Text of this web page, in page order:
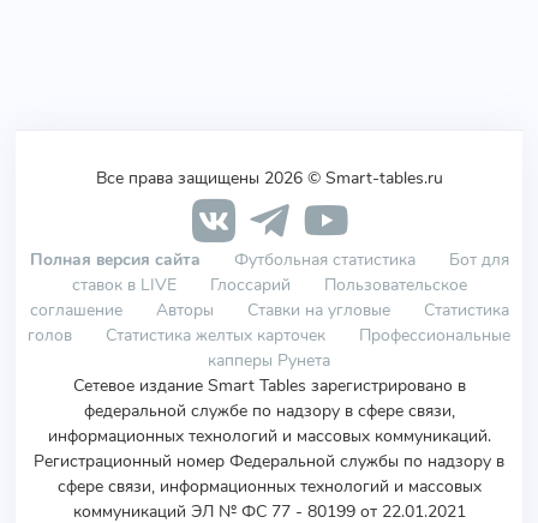
Все права защищены 2026 © Smart-tables.ru
Полная версия сайта Футбольная статистика
Бот для
ставок в LIVE
Глоссарий
Пользовательское
соглашение
Авторы Ставки на угловые
Статистика
голов
Статистика желтых карточек
Профессиональные
капперы Рунета
Сетевое издание Smart Tables зарегистрировано в
федеральной службе по надзору в сфере связи,
информационных технологий и массовых коммуникаций.
Регистрационный номер Федеральной службы по надзору в
сфере связи, информационных технологий и массовых
коммуникаций ЭЛ № ФС 77 - 80199 от 22.01.2021